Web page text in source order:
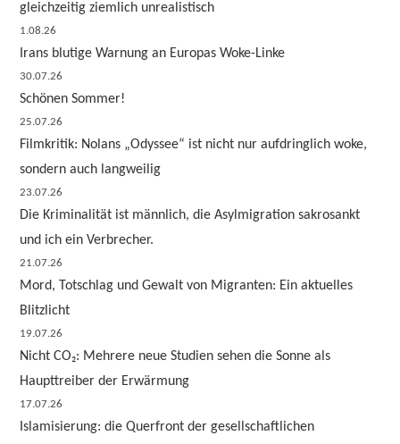
gleichzeitig ziemlich unrealistisch
1.08.26
Irans blutige Warnung an Europas Woke-Linke
30.07.26
Schönen Sommer!
25.07.26
Filmkritik: Nolans „Odyssee“ ist nicht nur aufdringlich woke,
sondern auch langweilig
23.07.26
Die Kriminalität ist männlich, die Asylmigration sakrosankt
und ich ein Verbrecher.
21.07.26
Mord, Totschlag und Gewalt von Migranten: Ein aktuelles
Blitzlicht
19.07.26
Nicht CO₂: Mehrere neue Studien sehen die Sonne als
Haupttreiber der Erwärmung
17.07.26
Islamisierung: die Querfront der gesellschaftlichen